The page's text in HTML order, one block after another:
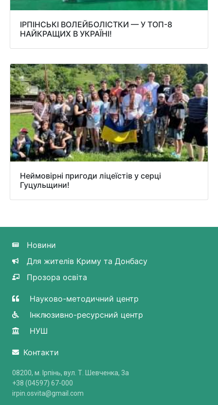
ІРПІНСЬКІ ВОЛЕЙБОЛІСТКИ — У ТОП-8
НАЙКРАЩИХ В УКРАЇНІ!
Неймовірні пригоди ліцеїстів у серці
Гуцульщини!
Новини
Для жителів Криму та Донбасу
Прозора освіта
Науково-методичний центр
Інклюзивно-ресурсний центр
НУШ
Контакти
08200, м. Ірпінь, вул. Т. Шевченка, 3a
+38 (04597) 67-000
irpin.osvita@gmail.com